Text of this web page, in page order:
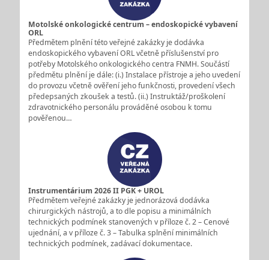
Motolské onkologické centrum – endoskopické vybavení
ORL
Předmětem plnění této veřejné zakázky je dodávka
endoskopického vybavení ORL včetně příslušenství pro
potřeby Motolského onkologického centra FNMH. Součástí
předmětu plnění je dále: (i.) Instalace přístroje a jeho uvedení
do provozu včetně ověření jeho funkčnosti, provedení všech
předepsaných zkoušek a testů. (ii.) Instruktáž/proškolení
zdravotnického personálu prováděné osobou k tomu
pověřenou…
Instrumentárium 2026 II PGK + UROL
Předmětem veřejné zakázky je jednorázová dodávka
chirurgických nástrojů, a to dle popisu a minimálních
technických podmínek stanovených v příloze č. 2 – Cenové
ujednání, a v příloze č. 3 – Tabulka splnění minimálních
technických podmínek, zadávací dokumentace.